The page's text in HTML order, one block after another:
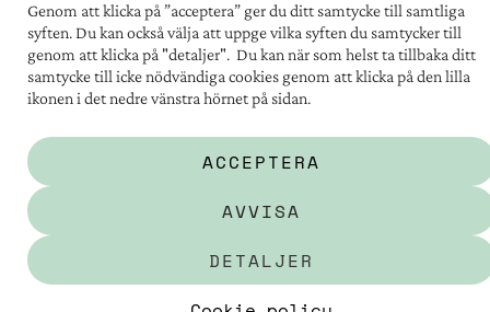
Genom att klicka på ”acceptera” ger du ditt samtycke till samtliga
syften. Du kan också välja att uppge vilka syften du samtycker till
genom att klicka på "detaljer". Du kan när som helst ta tillbaka ditt
samtycke till icke nödvändiga cookies genom att klicka på den lilla
ikonen i det nedre vänstra hörnet på sidan.
ACCEPTERA
AVVISA
DETALJER
Postadress:
Familjebostäder i Göteborg
Box 5151, 402 26 Göteborg
Besöksadress:
Social media